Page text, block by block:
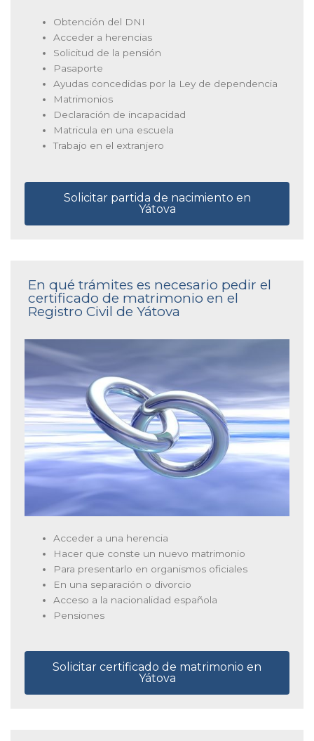
Obtención del DNI
Acceder a herencias
Solicitud de la pensión
Pasaporte
Ayudas concedidas por la Ley de dependencia
Matrimonios
Declaración de incapacidad
Matricula en una escuela
Trabajo en el extranjero
Solicitar partida de nacimiento en
Yátova
En qué trámites es necesario pedir el
certificado de matrimonio en el
Registro Civil de Yátova
Acceder a una herencia
Hacer que conste un nuevo matrimonio
Para presentarlo en organismos oficiales
En una separación o divorcio
Acceso a la nacionalidad española
Pensiones
Solicitar certificado de matrimonio en
Yátova